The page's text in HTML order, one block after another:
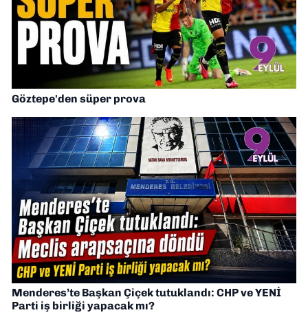
Göztepe'den süper prova
Menderes’te Başkan Çiçek tutuklandı: CHP ve YENİ
Parti iş birliği yapacak mı?